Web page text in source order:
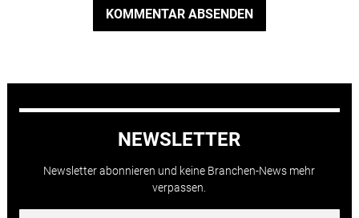
KOMMENTAR ABSENDEN
NEWSLETTER
Newsletter abonnieren und keine Branchen-News mehr
verpassen.